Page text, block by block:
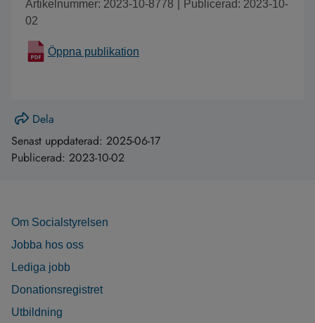
Artikelnummer: 2023-10-8778
Publicerad: 2023-10-
02
Öppna publikation
Dela
Senast uppdaterad: 2025-06-17
Publicerad: 2023-10-02
Om Socialstyrelsen
Jobba hos oss
Lediga jobb
Donationsregistret
Utbildning